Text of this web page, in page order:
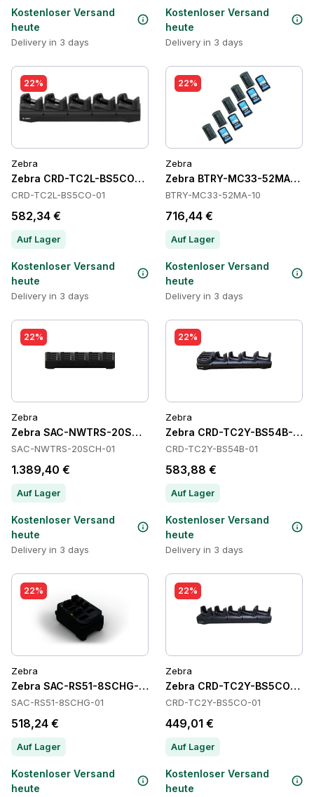
Kostenloser Versand
heute
Delivery in 3 days
Kostenloser Versand
heute
Delivery in 3 days
22%
Zebra
Zebra CRD-TC2L-BS5CO-01 Cradles
CRD-TC2L-BS5CO-01
582,34 €
Auf Lager
Kostenloser Versand
heute
Delivery in 3 days
22%
Zebra
Zebra BTRY-MC33-52MA-10
BTRY-MC33-52MA-10
716,44 €
Auf Lager
Kostenloser Versand
heute
Delivery in 3 days
22%
Zebra
Zebra SAC-NWTRS-20SCH-01 Batteries
SAC-NWTRS-20SCH-01
1.389,40 €
Auf Lager
Kostenloser Versand
heute
Delivery in 3 days
22%
Zebra
Zebra CRD-TC2Y-BS54B-01
CRD-TC2Y-BS54B-01
583,88 €
Auf Lager
Kostenloser Versand
heute
Delivery in 3 days
22%
Zebra
Zebra SAC-RS51-8SCHG-01 Batteries
SAC-RS51-8SCHG-01
518,24 €
Auf Lager
Kostenloser Versand
heute
22%
Zebra
Zebra CRD-TC2Y-BS5CO-01
CRD-TC2Y-BS5CO-01
449,01 €
Auf Lager
Kostenloser Versand
heute